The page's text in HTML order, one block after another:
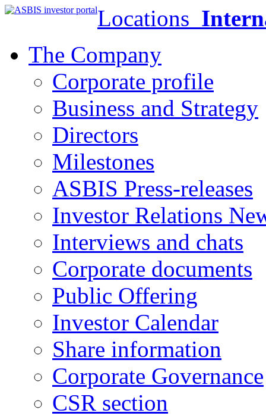
Locations
The Company
Corporate profile
Business and Strategy
Directors
Milestones
ASBIS Press-releases
Investor Relations
Interviews and chats
Corporate documents
Public Offering
Investor Calendar
Share information
Corporate Governance
CSR section